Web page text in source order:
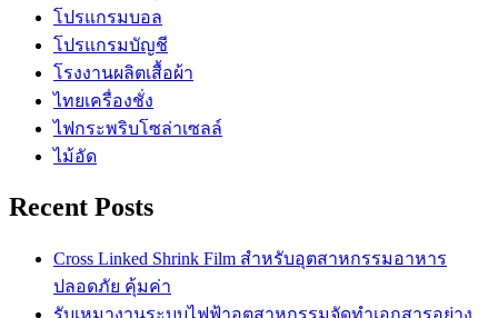
โปรแกรมบอล
โปรแกรมบัญชี
โรงงานผลิตเสื้อผ้า
ไทยเครื่องชั่ง
ไฟกระพริบโซล่าเซลล์
ไม้อัด
Recent Posts
Cross Linked Shrink Film สำหรับอุตสาหกรรมอาหาร
ปลอดภัย คุ้มค่า
รับเหมางานระบบไฟฟ้าอุตสาหกรรมจัดทำเอกสารอย่าง